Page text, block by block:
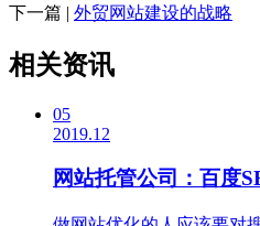
下一篇 | 外贸网站建设的战略
相关资讯
05
2019.12
网站托管公司：百度